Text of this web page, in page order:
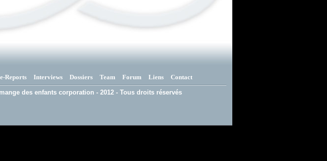
Reports Interviews Dossiers Team Forum Liens Contact
des enfants corporation - 2012 - Tous droits réservés